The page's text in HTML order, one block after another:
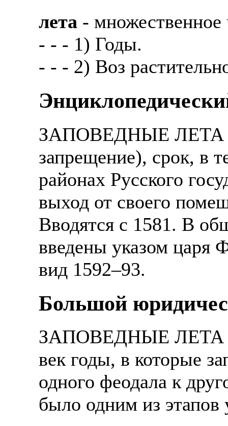
лета - множественное
- - - 1) Годы.
- - - 2) Воз
ЗАПОВЕДНЫЕ ЛЕТА -
запрещение), срок, в
районах Русского
выход от своего
Вводятся с 1581. В
введены указом царя
вид 1592–93.
Большой
ЗАПОВЕДНЫЕ ЛЕТА -
век годы, в которые
одного феодала к
было одним из этапов